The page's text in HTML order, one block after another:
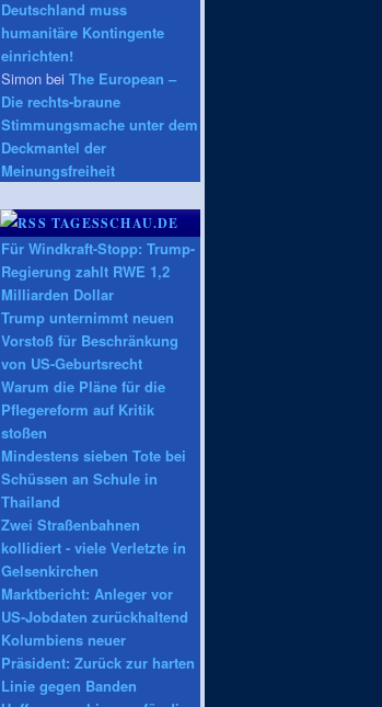
Deutschland muss
humanitäre Kontingente
einrichten!
Simon bei The European –
Die rechts-braune
Stimmungsmache unter dem
Deckmantel der
Meinungsfreiheit
TAGESSCHAU.DE
Für Windkraft-Stopp: Trump-
Regierung zahlt RWE 1,2
Milliarden Dollar
Trump unternimmt neuen
Vorstoß für Beschränkung
von US-Geburtsrecht
Warum die Pläne für die
Pflegereform auf Kritik
stoßen
Mindestens sieben Tote bei
Schüssen an Schule in
Thailand
Zwei Straßenbahnen
kollidiert - viele Verletzte in
Gelsenkirchen
Marktbericht: Anleger vor
US-Jobdaten zurückhaltend
Kolumbiens neuer
Präsident: Zurück zur harten
Linie gegen Banden